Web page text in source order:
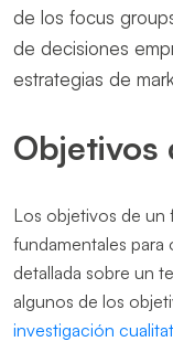
de los focus
de decisiones
estrategias de
Objetivos
Los objetivos de
fundamentales
detallada sobre un
algunos de los
investigación